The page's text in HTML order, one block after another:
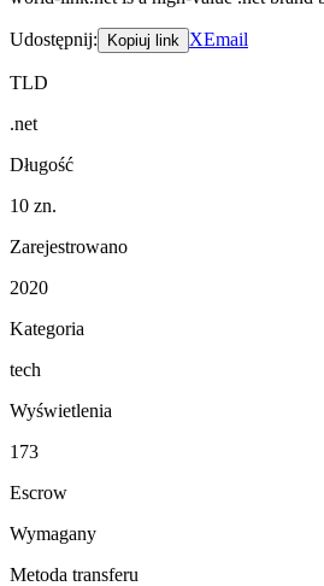
Udostępnij: Kopiuj link XEmail
TLD
.net
Długość
10 zn.
Zarejestrowano
2020
Kategoria
tech
Wyświetlenia
173
Escrow
Wymagany
Metoda transferu